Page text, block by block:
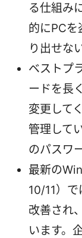
る仕組み
的にPCを
り出せな
ベストプ
ードを長
変更して
管理して
のパスワ
最新の
10/11）
改善され
います。